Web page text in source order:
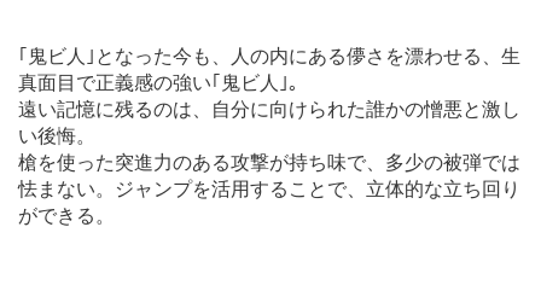
｢鬼ビ人｣となった今も、人の内にある儚さを漂わせる、生
真面目で正義感の強い｢鬼ビ人｣。
遠い記憶に残るのは、自分に向けられた誰かの憎悪と激し
い後悔。
槍を使った突進力のある攻撃が持ち味で、多少の被弾では
怯まない。ジャンプを活用することで、立体的な立ち回り
ができる。